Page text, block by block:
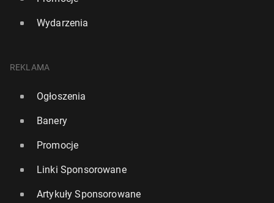
Wydarzenia
REKLAMA
Ogłoszenia
Banery
Promocje
Linki Sponsorowane
Artykuły Sponsorowane